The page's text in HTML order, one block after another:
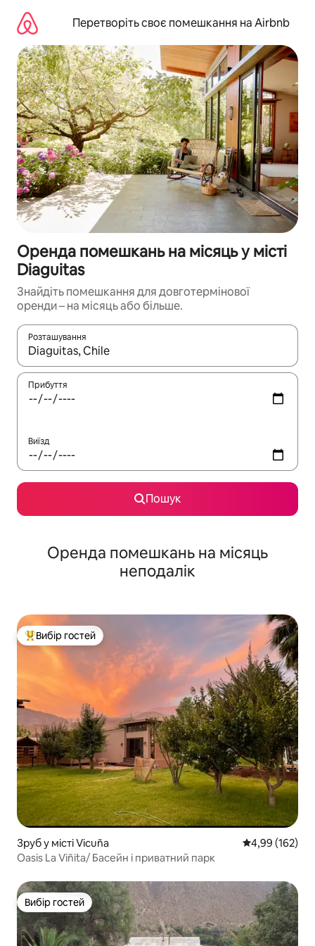
вмісту
Перетворіть своє помешкання на Airbnb
Оренда помешкань на місяць у місті
Diaguitas
Знайдіть помешкання для довготермінової
оренди – на місяць або більше.
Розташування
Отримавши результати пошуку, використовуйте для
Прибуття
Виїзд
Пошук
Оренда помешкань на місяць
неподалік
Топ вибір гостей
Вибір гостей
Зруб у місті Vicuña Середня
4,99 (162)
Oasis La Viñita/ Басейн і приватний парк
Вибір гостей
Вибір гостей